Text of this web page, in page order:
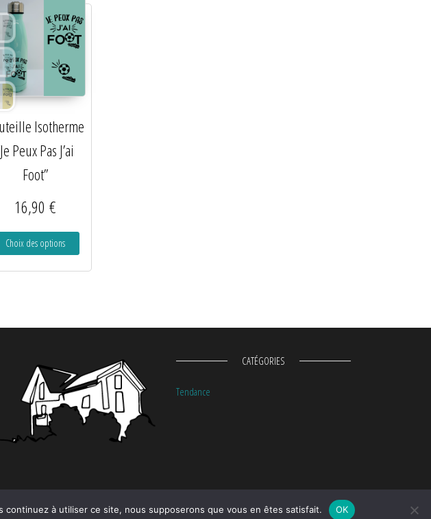
Isotherme
Peux Pas J’ai
Foot”
16,90 €
Choix des options
CATÉGORIES
Tendance
à utiliser ce site, nous supposerons que vous en êtes satisfait. OK